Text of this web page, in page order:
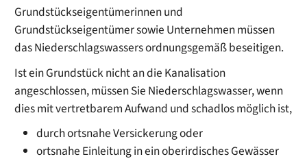
Grundstückseigentümerinnen und
Grundstückseigentümer sowie Unternehmen müssen
das Niederschlagswassers ordnungsgemäß beseitigen.
Ist ein Grundstück nicht an die Kanalisation
angeschlossen, müssen Sie Niederschlagswasser, wenn
dies mit vertretbarem Aufwand und schadlos möglich ist,
durch ortsnahe Versickerung oder
ortsnahe Einleitung in ein oberirdisches Gewässer